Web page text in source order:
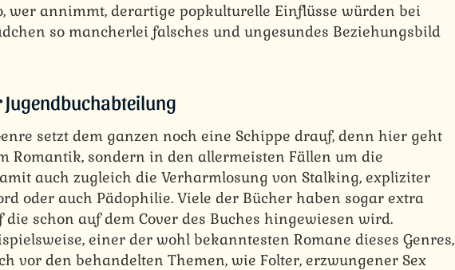
wer annimmt, derartige popkulturelle Einflüsse würden bei
so mancherlei falsches und ungesundes Beziehungsbild
setzt dem ganzen noch eine Schippe drauf, denn hier geht
Romantik, sondern in den allermeisten Fällen um die
auch zugleich die Verharmlosung von Stalking, expliziter
oder auch Pädophilie. Viele der Bücher haben sogar extra
schon auf dem Cover des Buches hingewiesen wird.
einer der wohl bekanntesten Romane dieses Genres,
vor den behandelten Themen, wie Folter, erzwungener Sex